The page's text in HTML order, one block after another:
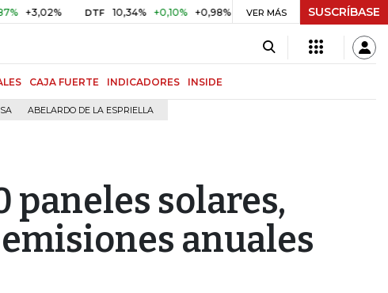
DTF 10,34% +0,10% +0,98% UVR $ 416,91 +$ 0,05 +0,01%
VER MÁS SUSCRÍBASE
CAJA FUERTE INDICADORES INSIDE
ABELARDO DE LA ESPRIELLA
paneles solares,
anuales